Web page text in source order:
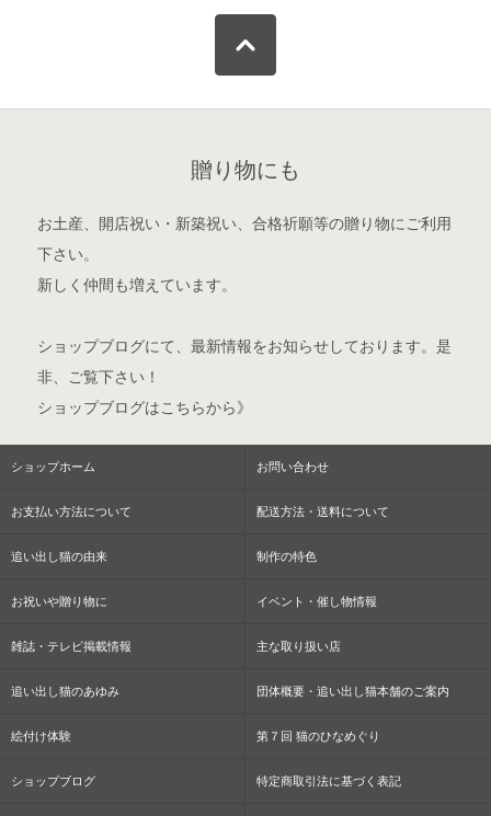
贈り物にも
お土産、開店祝い・新築祝い、合格祈願等の贈り物にご利用
下さい。
新しく仲間も増えています。
ショップブログにて、最新情報をお知らせしております。是
非、ご覧下さい！
ショップブログはこちらから》
ショップホーム お問い合わせ
お支払い方法について 配送方法・送料について
追い出し猫の由来 制作の特色
お祝いや贈り物に イベント・催し物情報
雑誌・テレビ掲載情報 主な取り扱い店
追い出し猫のあゆみ 団体概要・追い出し猫本舗のご案内
絵付け体験 第７回 猫のひなめぐり
ショップブログ 特定商取引法に基づく表記